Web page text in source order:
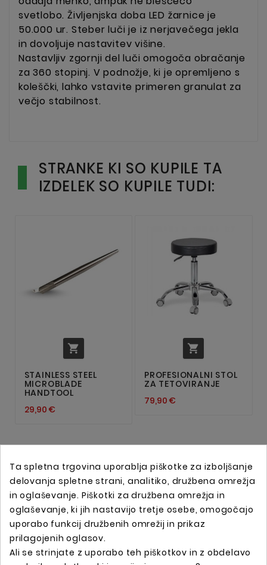
svetlobo. Življenjska doba LED žarnice je
50.000 ur. Steber luči je iz nerjavečega jekla
in dovoljuje nastavitev višine.
Nastavljiv zgornji del luči omogoča obračanje
za 360 stopinj. V podnožje, ki je opremljeno s
koleščki, lahko vstavite primeren granulat za
večjo stabilnost.
STRANKE KI SO KUPILE TA
IZDELEK SO KUPILE TUDI:

STAINLESS STEEL
MICROBLADE
HANDTOOL
29,90 €

PROFESIONALNI STOL
ZA TETOVIRANJE
79,90 €
Spletna trgovina s profesionalno tattoo opremo !
Ta spletna trgovina uporablja piškotke za izboljšanje
delovanja spletne strani, analitiko, družbena omrežja
in oglaševanje. Piškotki za družbena omrežja in
oglaševanje, ki jih nastavijo tretje osebe, omogočajo
uporabo funkcij družbenih omrežij in prikaz
prilagojenih oglasov.
Ali se strinjate z uporabo teh piškotkov in z obdelavo